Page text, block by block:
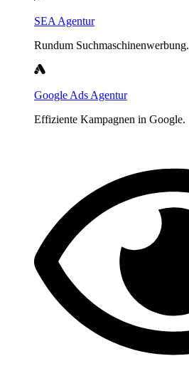
SEA Agentur
Rundum Suchmaschinenwerbung.
Google Ads Agentur
Effiziente Kampagnen in Google.